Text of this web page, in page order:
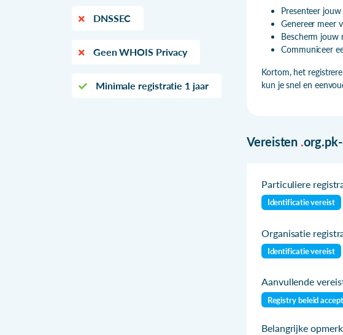
DNSSEC
Geen WHOIS Privacy
Minimale registratie 1 jaar
Presenteer
Genereer meer
Bescherm jouw
Communiceer
Kortom, het
kun je snel en
Vereisten .
Particuliere
Identificatie vereist
Organisatie
Identificatie vereist
Aanvullende
Registry beleid
Belangrijke